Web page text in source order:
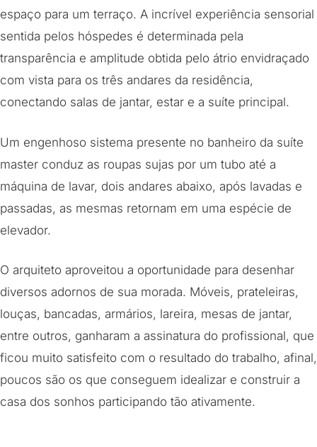
espaço para um terraço. A incrível experiência sensorial
sentida pelos hóspedes é determinada pela
transparência e amplitude obtida pelo átrio envidraçado
com vista para os três andares da residência,
conectando salas de jantar, estar e a suíte principal.
Um engenhoso sistema presente no banheiro da suíte
master conduz as roupas sujas por um tubo até a
máquina de lavar, dois andares abaixo, após lavadas e
passadas, as mesmas retornam em uma espécie de
elevador.
O arquiteto aproveitou a oportunidade para desenhar
diversos adornos de sua morada. Móveis, prateleiras,
louças, bancadas, armários, lareira, mesas de jantar,
entre outros, ganharam a assinatura do profissional, que
ficou muito satisfeito com o resultado do trabalho, afinal,
poucos são os que conseguem idealizar e construir a
casa dos sonhos participando tão ativamente.